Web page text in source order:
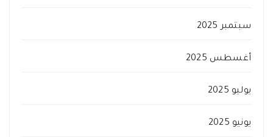
سبتمبر 2025
أغسطس 2025
يوليو 2025
يونيو 2025